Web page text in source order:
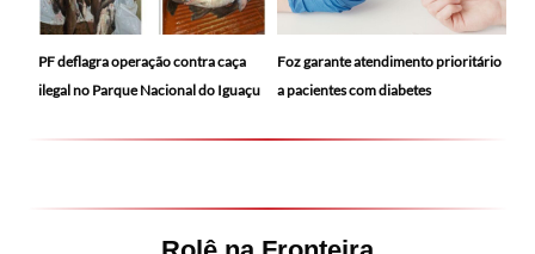
PF deflagra operação contra caça
ilegal no Parque Nacional do Iguaçu
Foz garante atendimento prioritário
a pacientes com diabetes